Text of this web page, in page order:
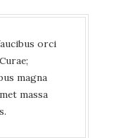
orci
magna
massa